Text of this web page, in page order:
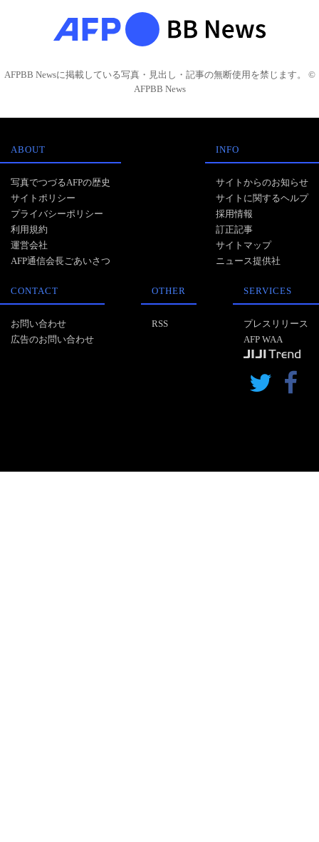
AFPBB Newsに掲載している写真・見出し・記事の無断使用を禁じます。 ©
AFPBB News
ABOUT
写真でつづるAFPの歴史
サイトポリシー
プライバシーポリシー
利用規約
運営会社
AFP通信会長ごあいさつ
INFO
サイトからのお知らせ
サイトに関するヘルプ
採用情報
訂正記事
サイトマップ
ニュース提供社
CONTACT
お問い合わせ
広告のお問い合わせ
OTHER
RSS
SERVICES
プレスリリース
AFP WAA